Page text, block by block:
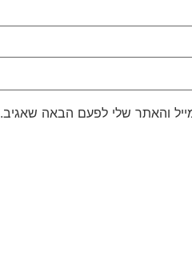
והאתר שלי לפעם הבאה שאגיב.